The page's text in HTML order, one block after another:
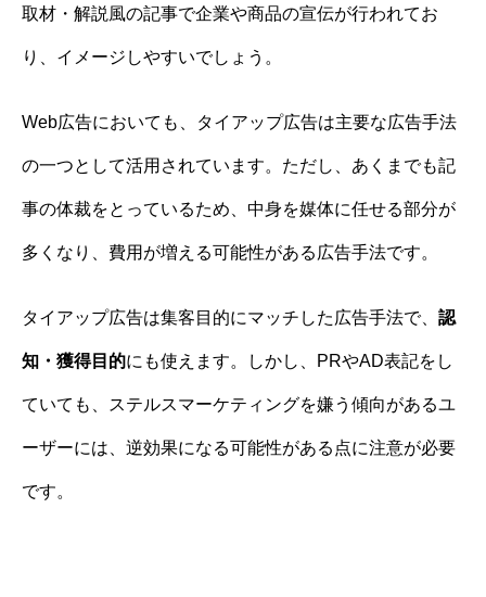
取材・解説風の記事で企業や商品の宣伝が行われてお
り、イメージしやすいでしょう。
Web広告においても、タイアップ広告は主要な広告手法
の一つとして活用されています。ただし、あくまでも記
事の体裁をとっているため、中身を媒体に任せる部分が
多くなり、費用が増える可能性がある広告手法です。
タイアップ広告は集客目的にマッチした広告手法で、 認
知・獲得目的にも使えます。しかし、PRやAD表記をし
ていても、ステルスマーケティングを嫌う傾向があるユ
ーザーには、逆効果になる可能性がある点に注意が必要
です。